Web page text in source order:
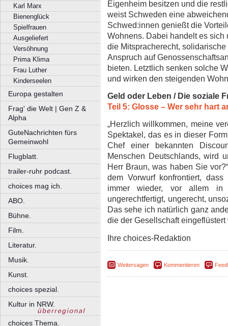
Karl Marx
Bienenglück
Spielfrauen
Ausgeliefert
Versöhnung
Prima Klima
Frau Luther
Kinderseelen
Europa gestalten
Frag' die Welt | Gen Z &
Alpha
GuteNachrichten fürs
Gemeinwohl
Flugblatt.
trailer-ruhr podcast.
choices mag ich.
ABO.
Bühne.
Film.
Literatur.
Musik.
Kunst.
choices spezial.
Kultur in NRW.
choices Thema.
Eigenheim besitzen und die
weist Schweden eine
Schwed:innen genießt die
Wohnens. Dabei handelt es
die Mitspracherecht,
Anspruch auf
bieten. Letztlich senken solche
und wirken den steigenden
Geld oder Leben / Die soziale
Teil 5: Glosse – Wer sehr hart
„Herzlich willkommen, meine
Spektakel, das es in dieser
Chef einer bekannten
Menschen Deutschlands, wird
Herr Braun, was haben Sie
dem Vorwurf konfrontiert,
immer wieder, vor allem in
ungerechtfertigt, ungerecht,
Das sehe ich natürlich ganz
die der Gesellschaft eingeflüstert
Ihre choices-Redaktion
Weitersagen Kommentieren